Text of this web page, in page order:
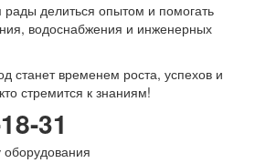
делиться опытом и помогать
водоснабжения и инженерных
станет временем роста, успехов и
стремится к знаниям!
31